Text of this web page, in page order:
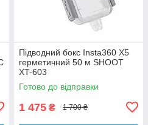
Підводний бокс Insta360 X5
герметичний 50 м SHOOT
XT-603
Готово до відправки
1 475 ₴ 1 700 ₴